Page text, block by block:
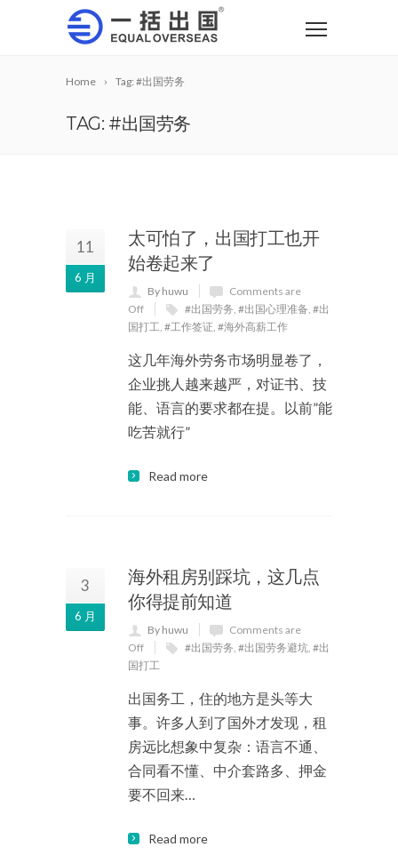
Home Tag: #出国劳务
TAG: #出国劳务
11
6 月
太可怕了，出国打工也开
始卷起来了
By huwu
Comments are
Off
#出国劳务, #出国心理准备, #出
国打工, #工作签证, #海外高薪工作
这几年海外劳务市场明显卷了，
企业挑人越来越严，对证书、技
能、语言的要求都在提。以前”能
吃苦就行”
Read more
3
6 月
海外租房别踩坑，这几点
你得提前知道
By huwu
Comments are
Off
#出国劳务, #出国劳务避坑, #出
国打工
出国务工，住的地方是头等大
事。许多人到了国外才发现，租
房远比想象中复杂：语言不通、
合同看不懂、中介套路多、押金
要不回来…
Read more